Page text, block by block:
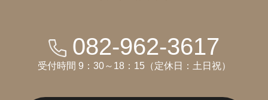
082-962-3617
受付時間 9：30～18：15（定休日：土日祝）